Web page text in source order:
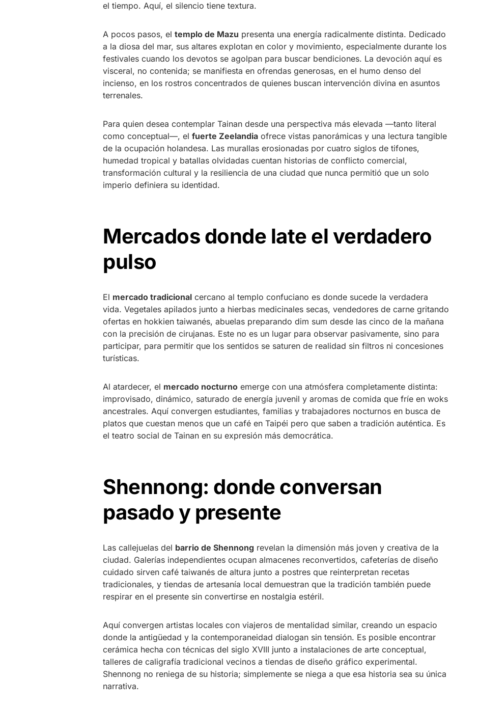
el tiempo. Aquí, el silencio tiene textura.
A pocos pasos, el templo de Mazu presenta una energía radicalmente distinta. Dedicado
a la diosa del mar, sus altares explotan en color y movimiento, especialmente durante los
festivales cuando los devotos se agolpan para buscar bendiciones. La devoción aquí es
visceral, no contenida; se manifiesta en ofrendas generosas, en el humo denso del
incienso, en los rostros concentrados de quienes buscan intervención divina en asuntos
terrenales.
Para quien desea contemplar Tainan desde una perspectiva más elevada —tanto literal
como conceptual—, el fuerte Zeelandia ofrece vistas panorámicas y una lectura tangible
de la ocupación holandesa. Las murallas erosionadas por cuatro siglos de tifones,
humedad tropical y batallas olvidadas cuentan historias de conflicto comercial,
transformación cultural y la resiliencia de una ciudad que nunca permitió que un solo
imperio definiera su identidad.
Mercados donde late el verdadero
pulso
El mercado tradicional cercano al templo confuciano es donde sucede la verdadera
vida. Vegetales apilados junto a hierbas medicinales secas, vendedores de carne gritando
ofertas en hokkien taiwanés, abuelas preparando dim sum desde las cinco de la mañana
con la precisión de cirujanas. Este no es un lugar para observar pasivamente, sino para
participar, para permitir que los sentidos se saturen de realidad sin filtros ni concesiones
turísticas.
Al atardecer, el mercado nocturno emerge con una atmósfera completamente distinta:
improvisado, dinámico, saturado de energía juvenil y aromas de comida que fríe en woks
ancestrales. Aquí convergen estudiantes, familias y trabajadores nocturnos en busca de
platos que cuestan menos que un café en Taipéi pero que saben a tradición auténtica. Es
el teatro social de Tainan en su expresión más democrática.
Shennong: donde conversan
pasado y presente
Las callejuelas del barrio de Shennong revelan la dimensión más joven y creativa de la
ciudad. Galerías independientes ocupan almacenes reconvertidos, cafeterías de diseño
cuidado sirven café taiwanés de altura junto a postres que reinterpretan recetas
tradicionales, y tiendas de artesanía local demuestran que la tradición también puede
respirar en el presente sin convertirse en nostalgia estéril.
Aquí convergen artistas locales con viajeros de mentalidad similar, creando un espacio
donde la antigüedad y la contemporaneidad dialogan sin tensión. Es posible encontrar
cerámica hecha con técnicas del siglo XVIII junto a instalaciones de arte conceptual,
talleres de caligrafía tradicional vecinos a tiendas de diseño gráfico experimental.
Shennong no reniega de su historia; simplemente se niega a que esa historia sea su única
narrativa.